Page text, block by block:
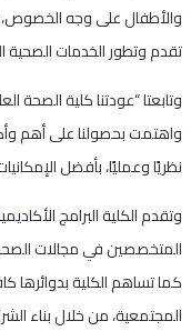
والأطفال على وجه
تقدم وتطور الخدمات
وتابعتا “عودتنا كلية الصحة
واهتمت بحصولنا على أهم
نظريًا وعمليًا، بأفضل
وتقدم الكلية البرامج
المتخصصين في مجالات الصحة
كما تساهم الكلية بدوائرها
المجتمعية، من خلال بناء